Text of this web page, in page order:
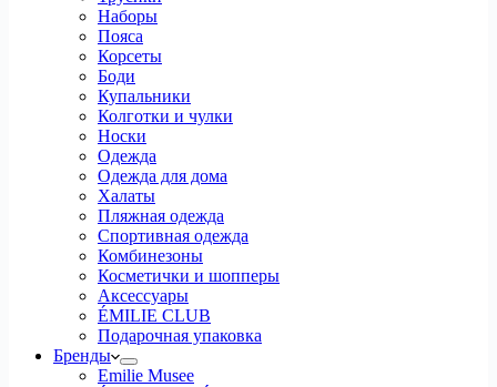
Наборы
Пояса
Корсеты
Боди
Купальники
Колготки и чулки
Носки
Одежда
Одежда для дома
Халаты
Пляжная одежда
Спортивная одежда
Комбинезоны
Косметички и шопперы
Аксессуары
ÉMILIE CLUB
Подарочная упаковка
Бренды
Emilie Musee